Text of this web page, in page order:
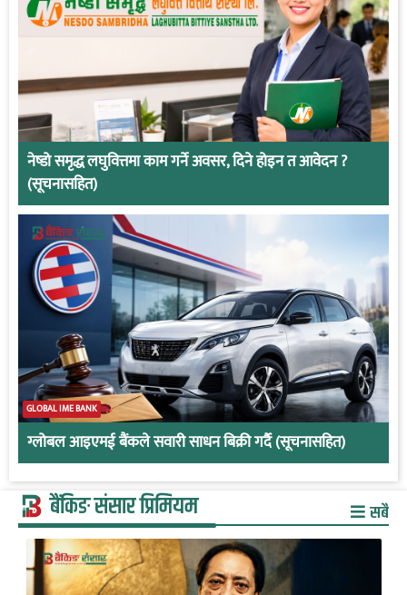
नेष्डो समृद्ध लघुवित्तमा काम गर्ने अवसर, दिने होइन त आवेदन ?
(सूचनासहित)
GLOBAL IME BANK
ग्लोबल आइएमई बैंकले सवारी साधन बिक्री गर्दै (सूचनासहित)
बैंकिङ संसार प्रिमियम सबै